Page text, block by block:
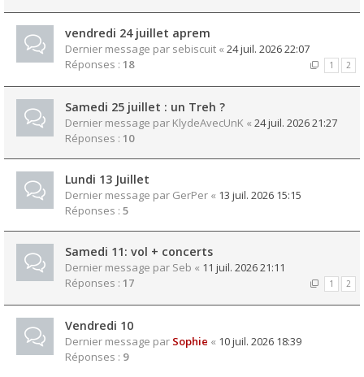
vendredi 24 juillet aprem
Dernier message par sebiscuit « 24 juil. 2026 22:07
Réponses : 18 1 2
Samedi 25 juillet : un Treh ?
Dernier message par KlydeAvecUnK « 24 juil. 2026 21:27
Réponses : 10
Lundi 13 Juillet
Dernier message par GerPer « 13 juil. 2026 15:15
Réponses : 5
Samedi 11: vol + concerts
Dernier message par Seb « 11 juil. 2026 21:11
Réponses : 17 1 2
Vendredi 10
Dernier message par Sophie « 10 juil. 2026 18:39
Réponses : 9